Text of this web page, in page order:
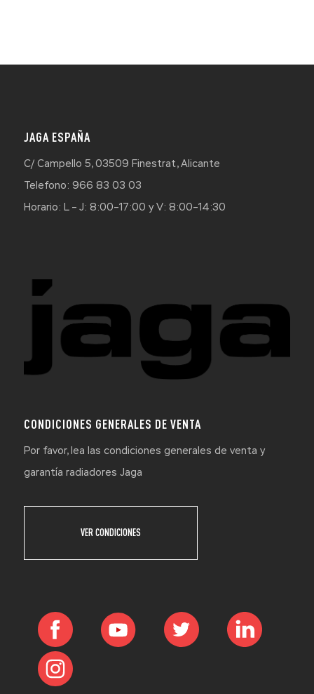
JAGA ESPAÑA
C/ Campello 5, 03509 Finestrat, Alicante
Telefono: 966 83 03 03
Horario: L – J: 8:00–17:00 y V: 8:00–14:30
CONDICIONES GENERALES DE VENTA
Por favor, lea las condiciones generales de venta y
garantía radiadores Jaga
VER CONDICIONES